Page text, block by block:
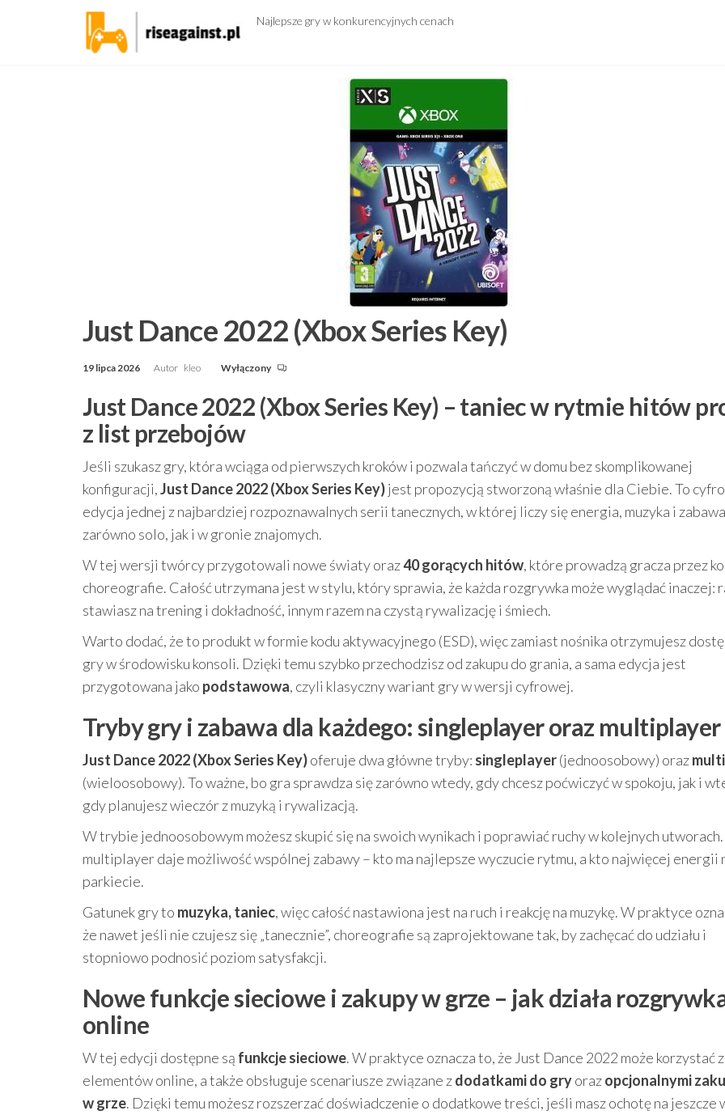
Najlepsze gry w konkurencyjnych cenach
Just Dance 2022 (Xbox Series Key)
19 lipca 2026 Autor kleo Wyłączony
Just Dance 2022 (Xbox Series Key) – taniec w rytmie hitów
z list przebojów
Jeśli szukasz gry, która wciąga od pierwszych kroków i pozwala tańczyć w domu bez skomplikowanej
konfiguracji,Just Dance 2022 (Xbox Series Key)jest propozycją stworzoną właśnie dla Ciebie. To
edycja jednej z najbardziej rozpoznawalnych serii tanecznych, w której liczy się energia, muzyka i
zarówno solo, jak i w gronie znajomych.
W tej wersji twórcy przygotowali nowe światy oraz40 gorących hitów, które prowadzą gracza przez
choreografie. Całość utrzymana jest w stylu, który sprawia, że każda rozgrywka może wyglądać inaczej:
stawiasz na trening i dokładność, innym razem na czystą rywalizację i śmiech.
Warto dodać, że to produkt w formie kodu aktywacyjnego (ESD), więc zamiast nośnika otrzymujesz
gry w środowisku konsoli. Dzięki temu szybko przechodzisz od zakupu do grania, a sama edycja jest
przygotowana jako podstawowa, czyli klasyczny wariant gry w wersji cyfrowej.
Tryby gry i zabawa dla każdego: singleplayer oraz multiplayer
Just Dance 2022 (Xbox Series Key)oferuje dwa główne tryby: singleplayer(jednoosobowy) oraz
(wieloosobowy). To ważne, bo gra sprawdza się zarówno wtedy, gdy chcesz poćwiczyć w spokoju, jak i
gdy planujesz wieczór z muzyką i rywalizacją.
W trybie jednoosobowym możesz skupić się na swoich wynikach i poprawiać ruchy w kolejnych
multiplayer daje możliwość wspólnej zabawy – kto ma najlepsze wyczucie rytmu, a kto najwięcej energii
parkiecie.
Gatunek gry to muzyka, taniec, więc całość nastawiona jest na ruch i reakcję na muzykę. W praktyce
że nawet jeśli nie czujesz się „tanecznie”, choreografie są zaprojektowane tak, by zachęcać do udziału i
stopniowo podnosić poziom satysfakcji.
Nowe funkcje sieciowe i zakupy w grze – jak działa
online
W tej edycji dostępne są funkcje sieciowe. W praktyce oznacza to, że Just Dance 2022 może korzystać z
elementów online, a także obsługuje scenariusze związane zdodatkami do gryorazopcjonalnymi
w grze. Dzięki temu możesz rozszerzać doświadczenie o dodatkowe treści, jeśli masz ochotę na jeszcze